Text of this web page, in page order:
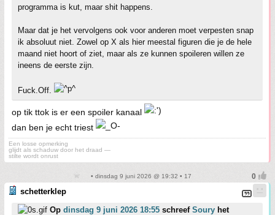
programma is kut, maar shit happens.
Maar dat je het vervolgens ook voor anderen moet verpesten snap
ik absoluut niet. Zowel op X als hier meestal figuren die je de hele
maand niet hoort of ziet, maar als ze kunnen spoileren willen ze
ineens de eerste zijn.
Fuck.Off.
op tik ttok is er een spoiler kanaal
dan ben je echt triest
Een losse opmerking
glijdt als schaduw door het draad —
stilte wordt onrust
• dinsdag 9 juni 2026 @ 19:32 • 17
schetterklep
Op dinsdag 9 juni 2026 18:55 schreef Soury het